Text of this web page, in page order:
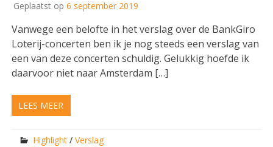
Geplaatst op 6 september 2019
Vanwege een belofte in het verslag over de BankGiro
Loterij-concerten ben ik je nog steeds een verslag van
een van deze concerten schuldig. Gelukkig hoefde ik
daarvoor niet naar Amsterdam […]
LEES MEER
Highlight /Verslag